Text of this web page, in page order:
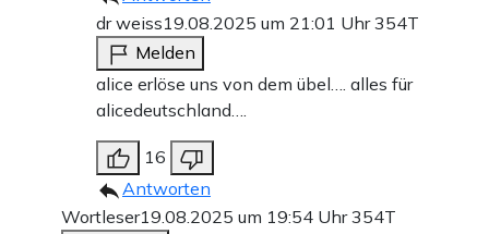
dr weiss19.08.2025 um 21:01 Uhr354T
Melden
alice erlöse uns von dem übel…. alles für
alicedeutschland….
16
Antworten
Wortleser19.08.2025 um 19:54 Uhr354T